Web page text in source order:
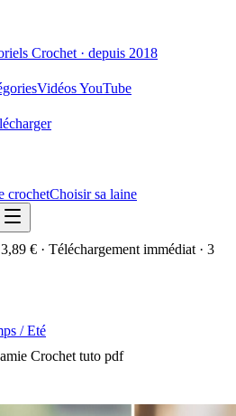
Crochet · depuis 2018
Vidéos YouTube
crochetChoisir sa laine
€ · Téléchargement immédiat · 3
/ Eté
Crochet tuto pdf